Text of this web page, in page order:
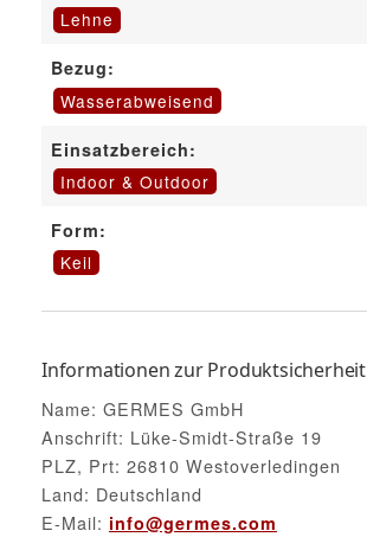
Lehne
Bezug:
Wasserabweisend
Einsatzbereich:
Indoor & Outdoor
Form:
Keil
Informationen zur Produktsicherheit
Name: GERMES GmbH
Anschrift: Lüke-Smidt-Straße 19
PLZ, Prt: 26810 Westoverledingen
Land: Deutschland
E-Mail: info@germes.com